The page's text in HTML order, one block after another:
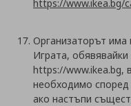
https://www.ikea.bg/
Организаторът има
Играта,
https://www.ikea.bg,
необходимо според
ако настъпи